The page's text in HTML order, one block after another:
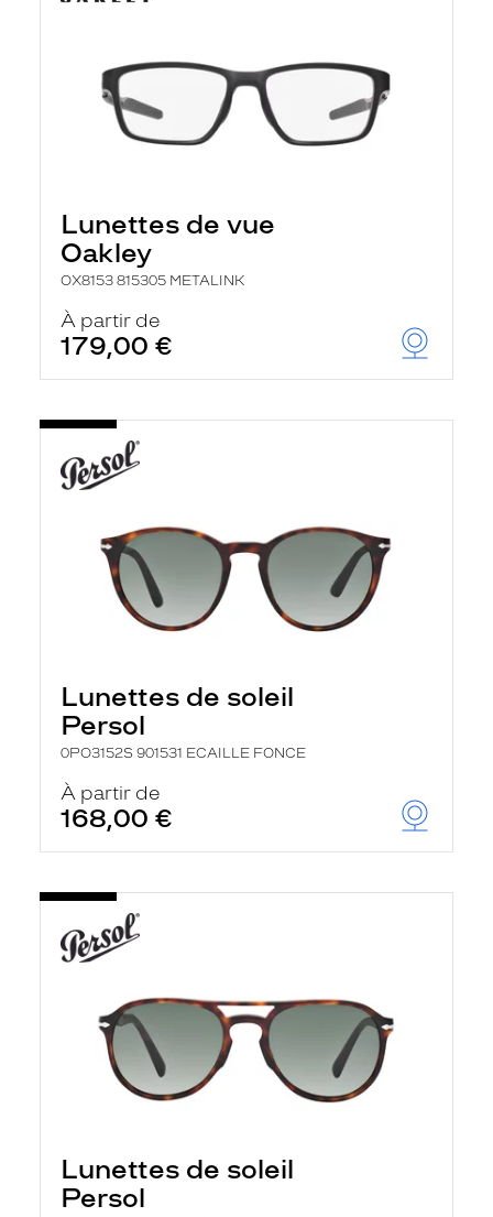
Lunettes de vue
Oakley
OX8153 815305 METALINK
À partir de
179,00 €
Lunettes de soleil
Persol
0PO3152S 901531 ECAILLE FONCE
À partir de
168,00 €
Lunettes de soleil
Persol